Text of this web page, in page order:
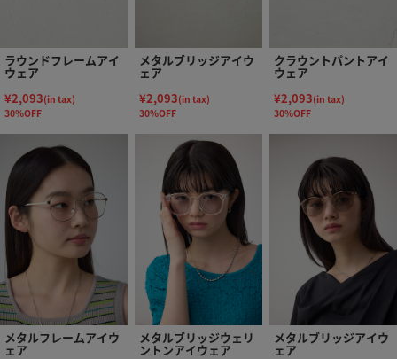
ラウンドフレームアイ
ウェア
¥2,093(in tax)
30%OFF
メタルブリッジアイウ
ェア
¥2,093(in tax)
30%OFF
クラウントパントアイ
ウェア
¥2,093(in tax)
30%OFF
メタルフレームアイウ
ェア
メタルブリッジウェリ
ントンアイウェア
メタルブリッジアイウ
ェア